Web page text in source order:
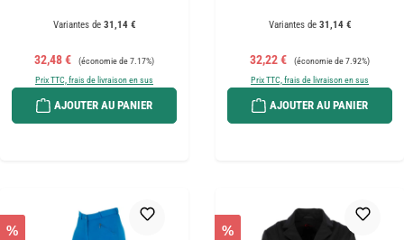
Variantes de31,14 €
Prix de vente :
32,48 € Prix régulier :
(économie de 7.17%)
Prix TTC, frais de livraison en sus
AJOUTER AU PANIER
Variantes de31,14 €
Prix de vente :
32,22 € Prix régulier :
(économie de 7.92%)
Prix TTC, frais de livraison en sus
AJOUTER AU PANIER
% %